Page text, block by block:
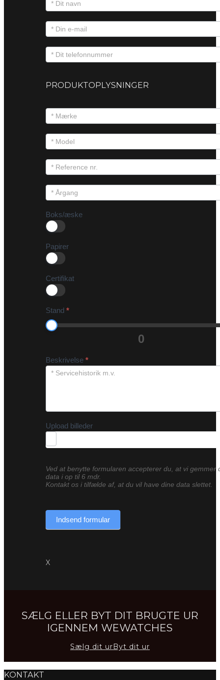
PRODUKTOPLYSNINGER
Boks/æske
Papirer
Certifikat
Stand *
0
Beskrivelse *
Upload billeder
Ved at benytte formularen accepterer du, at vi gemmer
data i op til 6 mdr.
Kontakt os i tilfælde af, at du vil have dine data slettet.
Indsend formular
X
SÆLG ELLER BYT DIT BRUGTE UR
IGENNEM WEWATCHES
Sælg dit urByt dit ur
KONTAKT